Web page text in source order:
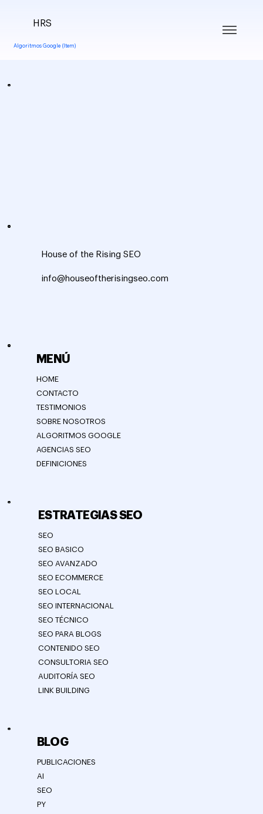
Algoritmos Google (Item)
HRS
MENÚ
HOME
CONTACTO
TESTIMONIOS
SOBRE NOSOTROS
ALGORITMOS GOOGLE
AGENCIAS SEO
DEFINICIONES
ESTRATEGIAS SEO
SEO
SEO BASICO
SEO AVANZADO
SEO ECOMMERCE
SEO LOCAL
SEO INTERNACIONAL
SEO TÉCNICO
SEO PARA BLOGS
CONTENIDO SEO
CONSULTORIA SEO
AUDITORÍA SEO
LINK BUILDING
BLOG
PUBLICACIONES
AI
SEO
PY
House of the Rising SEO
info@houseoftherisingseo.com